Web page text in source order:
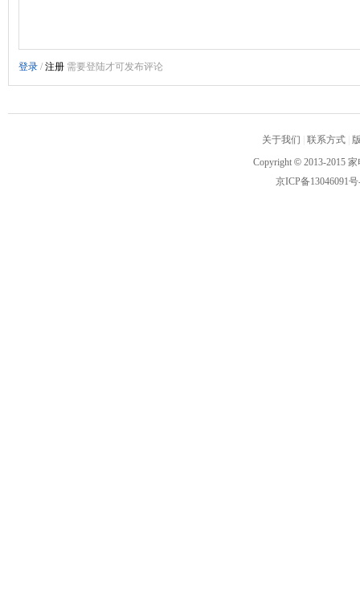
关于我们 联系方式
Copyright © 2013-2015
京ICP备13046091号